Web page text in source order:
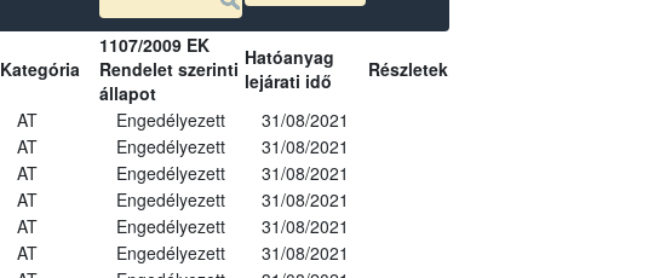
Kategória
1107/2009 EK
Rendelet szerinti
állapot
Hatóanyag
lejárati idő
Részletek
AT Engedélyezett
31/08/2021
AT Engedélyezett
31/08/2021
AT Engedélyezett
31/08/2021
AT Engedélyezett
31/08/2021
AT Engedélyezett
31/08/2021
AT Engedélyezett
31/08/2021